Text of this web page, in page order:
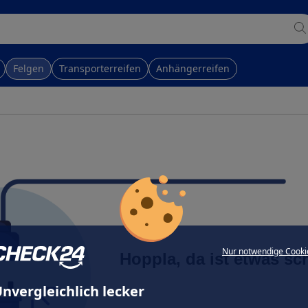
Nur notwendige
lecker
Felgen Transporterreifen Anhängerreifen
Hoppla, da ist etwas